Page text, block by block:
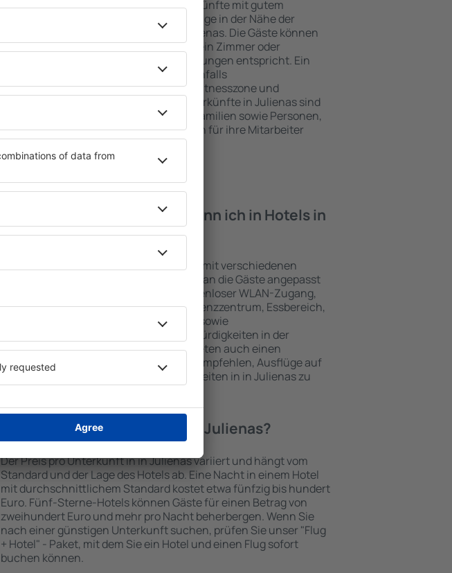
Annehmlichkeiten. Hochwertige Unterkünfte mit gutem
Standard bieten eine ausgezeichnete Lage in der Nähe der
wichtigsten Sehenswürdigkeiten in Julienas. Die Gäste können
die kostenlosen Parkplätze nutzen und ein Zimmer oder
Apartment auswählen, das ihren Erwartungen entspricht. Ein
Hotel mit hohem Standard umfasst ebenfalls
abwechslungsreiches Menü, SPA oder Fitnesszone und
Attraktionen für Kinder. Die besten Unterkünfte in Julienas sind
eine hervorragende Lösung für Paare, Familien sowie Personen,
die geschäftlich reisen oder Schulungen für ihre Mitarbeiter
organisieren möchten.
Welche Annehmlichkeiten kann ich in Hotels in
in Julienas finden?
Hotels in in Julienas sind Einrichtungen mit verschiedenen
Standards sowie Annehmlichkeiten, die an die Gäste angepasst
sind . Zu den beliebtesten gehören kostenloser WLAN-Zugang,
SPA-Zone, Bar / Safe im Zimmer, Konferenzzentrum, Essbereich,
Kinderspielecke, kostenlose Parkplätze sowie
Informationsbroschüren über Sehenswürdigkeiten in der
Umgebung. Einige der Einrichtungen bieten auch einen
Transport vom/zum Flughafen an oder empfehlen, Ausflüge auf
den Spuren der größten Sehenswürdigkeiten in in Julienas zu
unternehmen.
Wie viel kostet ein Hotel in in Julienas?
Der Preis pro Unterkunft in in Julienas variiert und hängt vom
Standard und der Lage des Hotels ab. Eine Nacht in einem Hotel
mit durchschnittlichem Standard kostet etwa fünfzig bis hundert
Euro. Fünf-Sterne-Hotels können Gäste für einen Betrag von
zweihundert Euro und mehr pro Nacht beherbergen. Wenn Sie
nach einer günstigen Unterkunft suchen, prüfen Sie unser "Flug
+ Hotel" - Paket, mit dem Sie ein Hotel und einen Flug sofort
buchen können.